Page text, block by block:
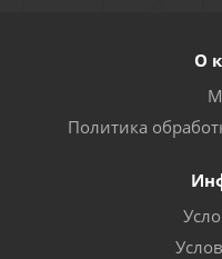
О
Политика